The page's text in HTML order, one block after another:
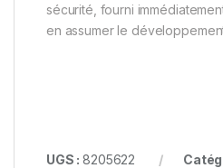
sécurité, fourni
en assumer le
UGS :8205622